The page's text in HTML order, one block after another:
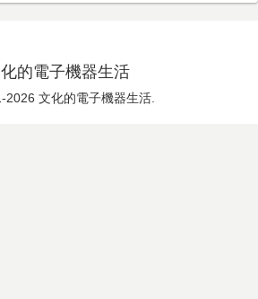
的電子機器生活
2026 文化的電子機器生活.